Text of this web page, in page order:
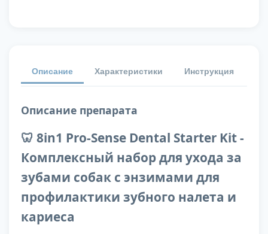
Описание Характеристики Инструкция
Описание препарата
🦷 8in1 Pro-Sense Dental Starter Kit -
Комплексный набор для ухода за
зубами собак с энзимами для
профилактики зубного налета и
кариеса